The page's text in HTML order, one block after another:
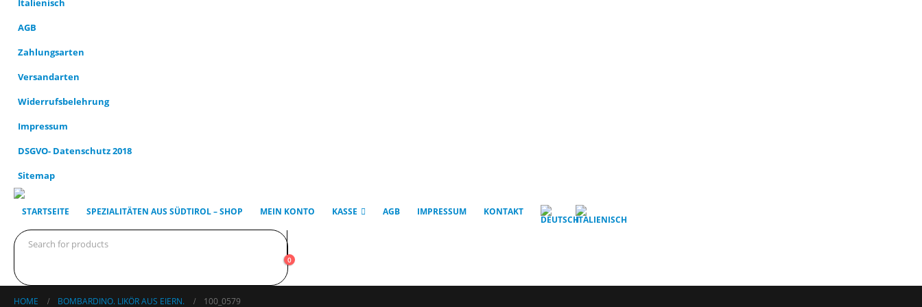
AGB
Zahlungsarten
Versandarten
Widerrufsbelehrung
Impressum
DSGVO- Datenschutz 2018
Sitemap
STARTSEITE SPEZIALITÄTEN AUS SÜDTIROL – SHOP MEIN KONTO KASSE AGB IMPRESSUM KONTAKT
0
HOME BOMBARDINO. LIKÖR AUS EIERN. 100_0579